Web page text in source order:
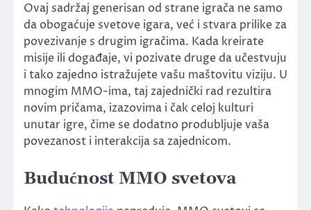
Ovaj sadržaj generisan od strane igrača ne samo
da obogaćuje svetove igara, već i stvara prilike za
povezivanje s drugim igračima. Kada kreirate
misije ili događaje, vi pozivate druge da učestvuju
i tako zajedno istražujete vašu maštovitu viziju. U
mnogim MMO-ima, taj zajednički rad rezultira
novim pričama, izazovima i čak celoj kulturi
unutar igre, čime se dodatno produbljuje vaša
povezanost i interakcija sa zajednicom.
Budućnost MMO svetova